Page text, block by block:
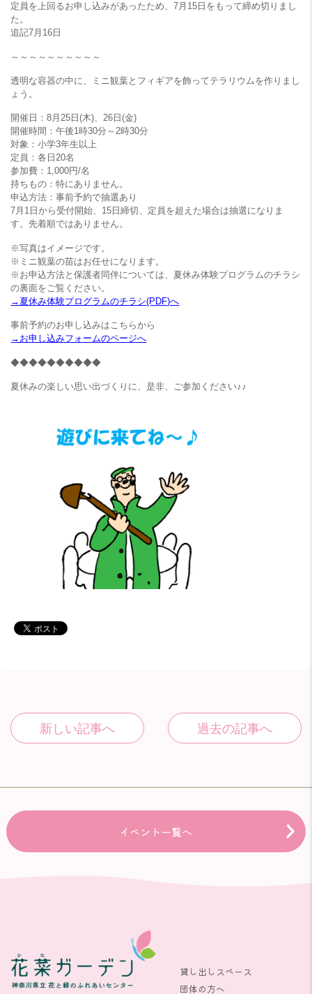
定員を上回るお申し込みがあったため、7月15日をもって締め切りまし
た。
追記7月16日
～～～～～～～～～～
透明な容器の中に、ミニ観葉とフィギアを飾ってテラリウムを作りまし
ょう。
開催日：8月25日(木)、26日(金)
開催時間：午後1時30分～2時30分
対象：小学3年生以上
定員：各日20名
参加費：1,000円/名
持ちもの：特にありません。
申込方法：事前予約で抽選あり
7月1日から受付開始、15日締切、定員を超えた場合は抽選になりま
す。先着順ではありません。
※写真はイメージです。
※ミニ観葉の苗はお任せになります。
※お申込方法と保護者同伴については、夏休み体験プログラムのチラシ
の裏面をご覧ください。
→夏休み体験プログラムのチラシ(PDF)へ
事前予約のお申し込みはこちらから
→お申し込みフォームのページへ
◆◆◆◆◆◆◆◆◆◆
夏休みの楽しい思い出づくりに、是非、ご参加ください♪♪
イベント一覧へ
貸し出しスペース
団体の方へ